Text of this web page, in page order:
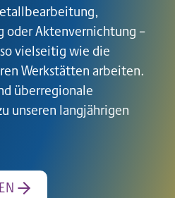
oder Aktenvernichtung –
vielseitig wie die
Werkstätten arbeiten.
überregionale
unseren langjährigen